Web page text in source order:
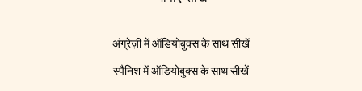
अंग्रेज़ी में ऑडियोबुक्स के साथ सीखें
स्पैनिश में ऑडियोबुक्स के साथ सीखें